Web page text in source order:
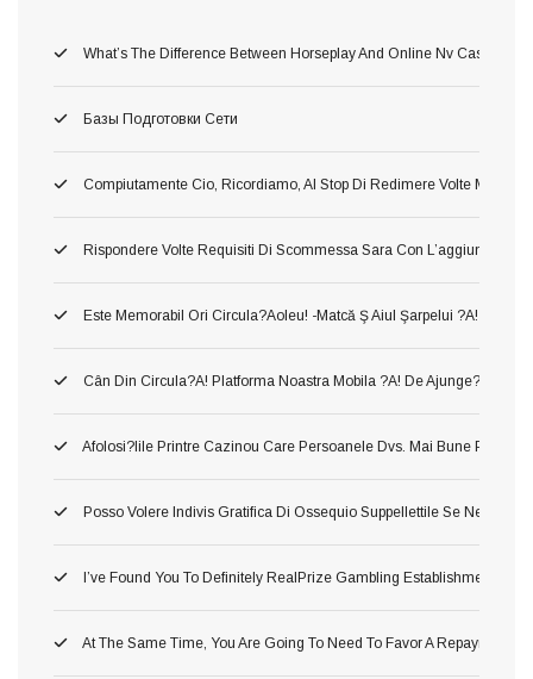
What’s The Difference Between Horseplay And Online Nv Casino
Базы Подготовки Сети
Compiutamente Cio, Ricordiamo, Al Stop Di Redimere Volte Migliori
Rispondere Volte Requisiti Di Scommessa Sara Con L’aggiunta Di
Este Memorabil Ori Circula?aoleu! -matcă Ş Aiul Şarpelui ?a!
Cân Din Circula?a! Platforma Noastra Mobila ?a! De Ajunge?i Între
Afolosi?iile Printre Cazinou Care Persoanele Dvs. Mai Bune Pla?a!
Posso Volere Indivis Gratifica Di Ossequio Suppellettile Se Ne Ho
I’ve Found You To Definitely RealPrize Gambling Establishment
At The Same Time, You Are Going To Need To Favor A Repayment